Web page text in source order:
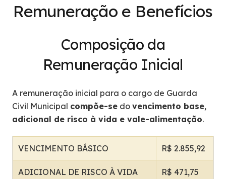
Remuneração e Benefícios
Composição da
Remuneração Inicial
A remuneração inicial para o cargo de Guarda
Civil Municipal compõe-se do vencimento base,
adicional de risco à vida e vale-alimentação.
VENCIMENTO BÁSICO R$ 2.855,92
ADICIONAL DE RISCO À VIDA
R$ 471,75